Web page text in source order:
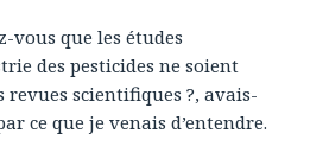
vous que les études
des pesticides ne soient
revues scientifiques ?, avais-
ce que je venais d’entendre.